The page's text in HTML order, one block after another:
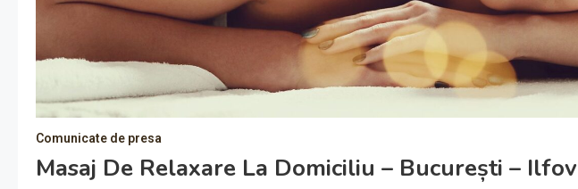
Comunicate de presa
Masaj De Relaxare La Domiciliu – București – Ilfov